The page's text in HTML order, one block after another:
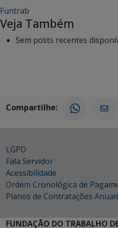
Funtrab
Veja Também
Sem posts recentes
Compartilhe:
LGPD
Fala Servidor
Acessibilidade
Ordem Cronológica de
Planos de Contratações
FUNDAÇÃO DO TRABALHO